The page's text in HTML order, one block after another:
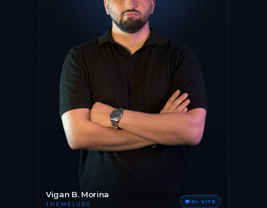
Vigan B. Morina
THEMELUES 10+ VITE